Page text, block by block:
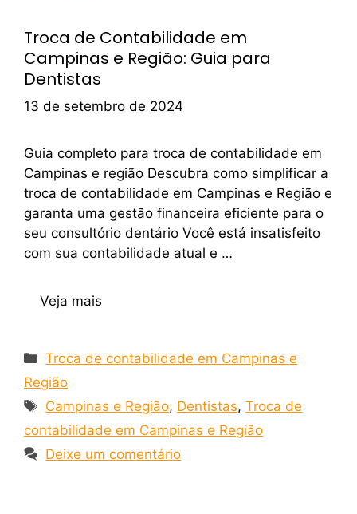
Troca de Contabilidade em
Campinas e Região: Guia para
Dentistas
13 de setembro de 2024
Guia completo para troca de contabilidade em
Campinas e região Descubra como simplificar a
troca de contabilidade em Campinas e Região e
garanta uma gestão financeira eficiente para o
seu consultório dentário Você está insatisfeito
com sua contabilidade atual e …
Veja mais
Troca de contabilidade em Campinas e
Região
Campinas e Região, Dentistas,Troca de
contabilidade em Campinas e Região
Deixe um comentário